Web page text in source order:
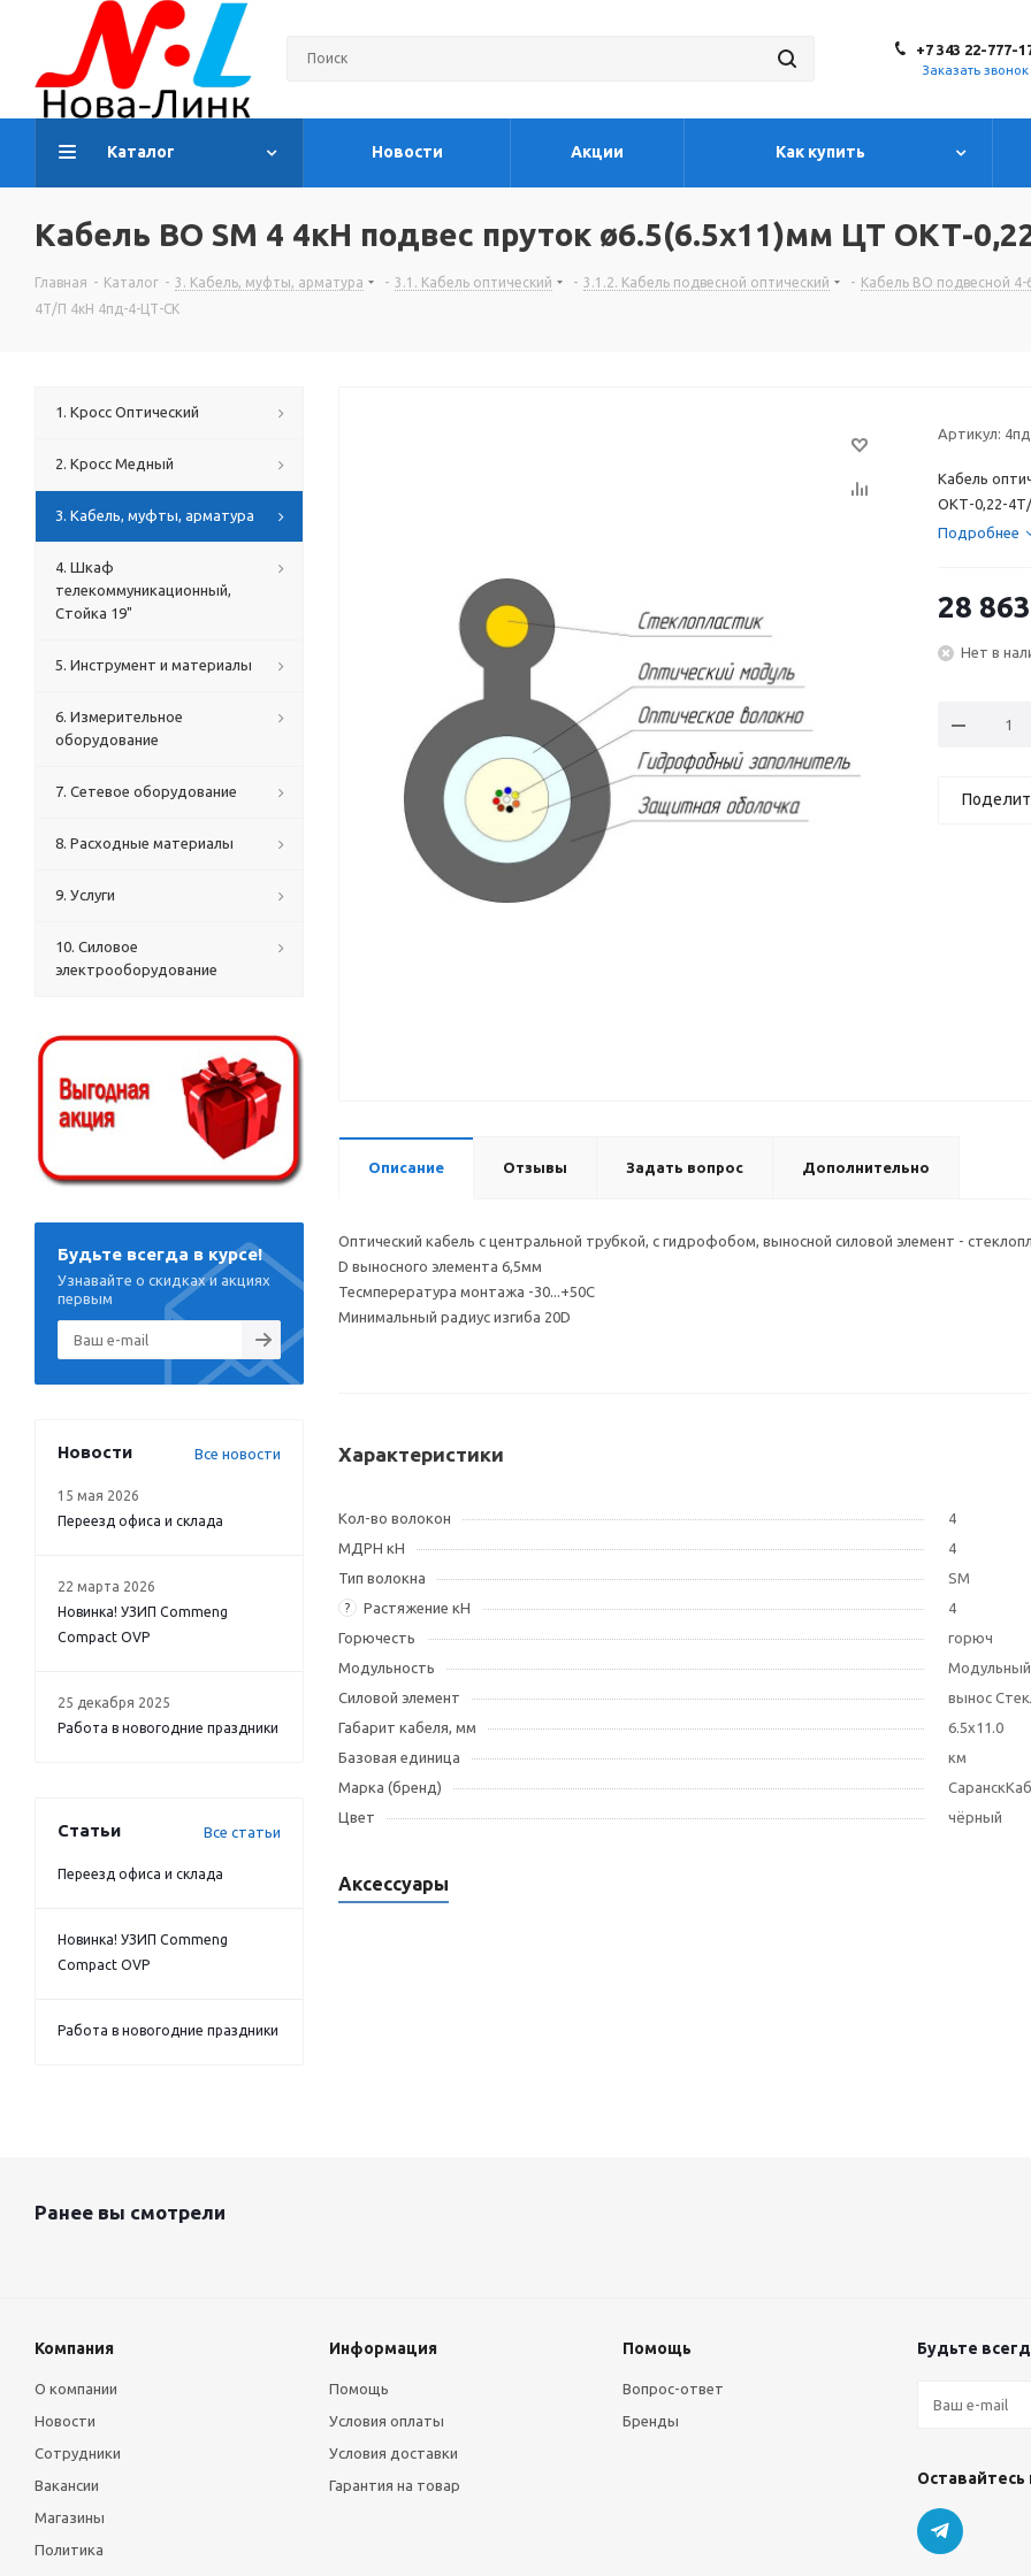
+7 343 22-777-
Заказать звонок
Каталог Новости Акции Как купить
Кабель ВО SM 4 4кН подвес пруток ø6.5(6.5х11)мм ЦТ ОКТ-
Главная - Каталог - 3. Кабель, муфты, арматура - 3.1. Кабель оптический - 3.1.2. Кабель подвесной оптический - Кабель ВО подвесной 4-
4Т/П 4кН 4пд-4-ЦТ-СК
Артикул:
Кабель
ОКТ-0,22-
Подробнее
28
Нет в
Описание Отзывы Задать вопрос Дополнительно
Оптический кабель с центральной трубкой, с гидрофобом, выносной силовой элемент -
D выносного элемента 6,5мм
Тесмперература монтажа -30...+50C
Минимальный радиус изгиба 20D
Характеристики
Кол-во волокон
4
МДРН кН
4
Тип волокна
SM
? Растяжение кН
4
Горючесть
горюч
Модульность
Модульный
Силовой элемент
вынос
Габарит кабеля, мм
6.5х11.0
Базовая единица
км
Марка (бренд)
Цвет
чёрный
Аксессуары
1. Кросс Оптический
2. Кросс Медный
3. Кабель, муфты, арматура
4. Шкаф
телекоммуникационный,
Стойка 19"
5. Инструмент и материалы
6. Измерительное
оборудование
7. Сетевое оборудование
8. Расходные материалы
9. Услуги
10. Силовое
электрооборудование
Будьте всегда в курсе!
Узнавайте о скидках и акциях
первым
Новости Все новости
15 мая 2026
Переезд офиса и склада
22 марта 2026
Новинка! УЗИП Commeng
Compact OVP
25 декабря 2025
Работа в новогодние праздники
Статьи Все статьи
Переезд офиса и склада
Новинка! УЗИП Commeng
Compact OVP
Работа в новогодние праздники
Ранее вы смотрели
Компания
О компании
Новости
Сотрудники
Вакансии
Магазины
Политика
Информация
Помощь
Условия оплаты
Условия доставки
Гарантия на товар
Помощь
Вопрос-ответ
Бренды
Будьте
Оставайтесь